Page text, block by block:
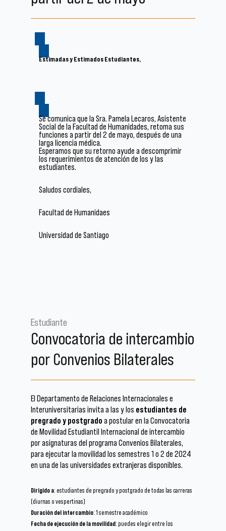
Estimadas y Estimados Estudiantes,
Se comunica que la Sra. Pamela Lecaros, Asistente
Social de la Facultad de Humanidades, retoma sus
funciones a partir del 2 de mayo, después de una
larga licencia médica.
Esperamos que su retorno ayude a descomprimir
los requerimientos de atención de los y las
estudiantes.
Saludos cordiales,
Facultad de Humanidaes
Universidad de Santiago
Estudiante
Convocatoria de intercambio
por Convenios Bilaterales
El Departamento de Relaciones Internacionales e
Interuniversitarias invita a las y los estudiantes de
pregrado y postgrado a postular en la Convocatoria
de Movilidad Estudiantil Internacional de intercambio
por asignaturas del programa Convenios Bilaterales,
para ejecutar la movilidad los semestres 1 o 2 de 2024
en una de las universidades extranjeras disponibles.
Dirigido a: estudiantes de pregrado y postgrado de todas las carreras
(diurnas o vespertinas)
Duración del intercambio: 1 semestre académico
Fecha de ejecución de la movilidad: puedes elegir entre los